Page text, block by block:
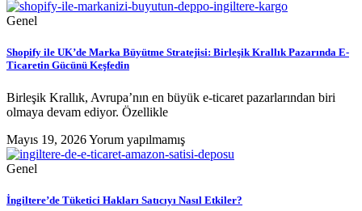
Genel
Shopify ile UK’de Marka Büyütme Stratejisi: Birleşik Krallık Pazarında E-
Ticaretin Gücünü Keşfedin
Birleşik Krallık, Avrupa’nın en büyük e-ticaret pazarlarından biri
olmaya devam ediyor. Özellikle
Mayıs 19, 2026Yorum yapılmamış
Genel
İngiltere’de Tüketici Hakları Satıcıyı Nasıl Etkiler?